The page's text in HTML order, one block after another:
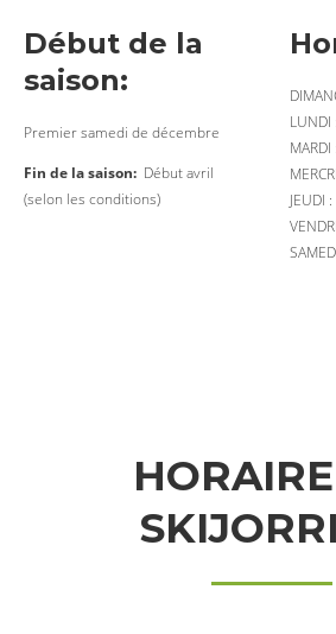
Début de la
saison:
Premier samedi de décembre
Fin de la saison: Début avril
(selon les conditions)
LUNDI
JEUDI